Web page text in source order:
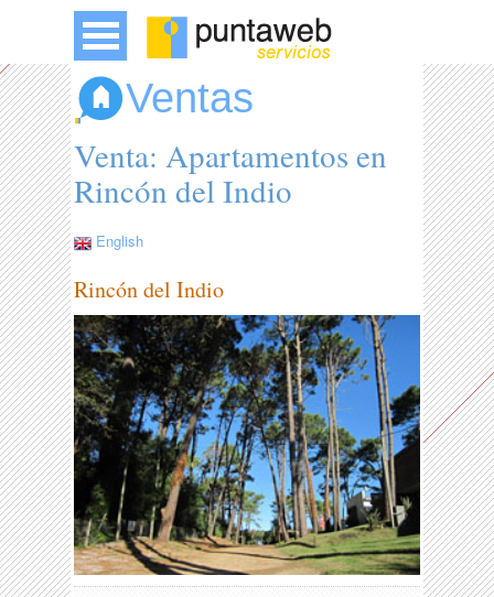
Ventas
Venta: Apartamentos en
Rincón del Indio
English
Rincón del Indio